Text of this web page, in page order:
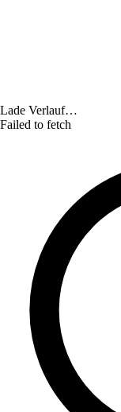
Lade Verlauf…
Failed to fetch